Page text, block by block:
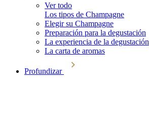
Ver todo
Los tipos de Champagne
Elegir su Champagne
Preparación para la degustación
La experiencia de la degustación
La carta de aromas
Profundizar